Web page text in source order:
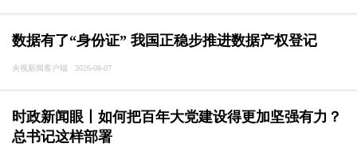
数据有了“身份证” 我国正稳步推进数据产权登记
央视新闻客户端 2026-08-07
时政新闻眼丨如何把百年大党建设得更加坚强有力？
总书记这样部署